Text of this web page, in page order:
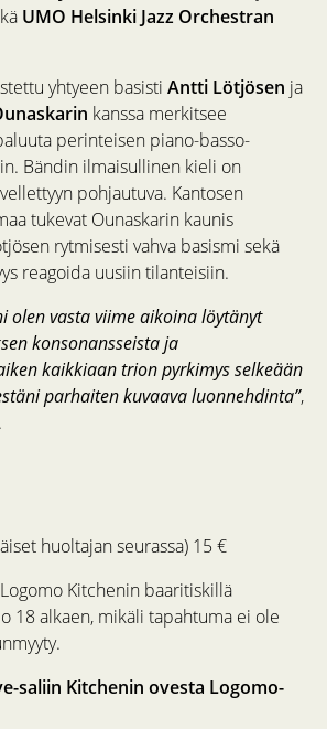
UMO Helsinki Jazz Orchestran
yhtyeen basisti Antti Lötjösen ja
kanssa merkitsee
perinteisen piano-basso-
Bändin ilmaisullinen kieli on
pohjautuva. Kantosen
tukevat Ounaskarin kaunis
rytmisesti vahva basismi sekä
reagoida uusiin tilanteisiin.
olen vasta viime aikoina löytänyt
konsonansseista ja
kaikkiaan trion pyrkimys selkeään
parhaiten kuvaava luonnehdinta”,
huoltajan seurassa) 15 €
Kitchenin baaritiskillä
18 alkaen, mikäli tapahtuma ei ole
saliin Kitchenin ovesta Logomo-